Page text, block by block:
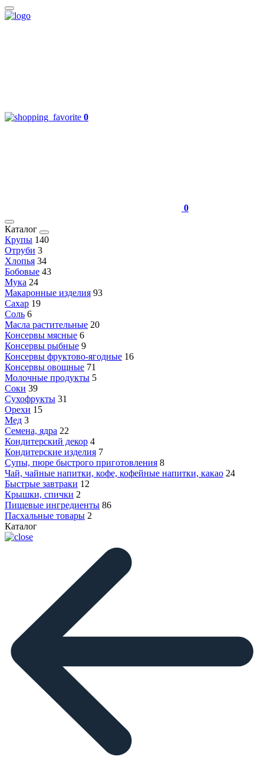
0
0
Каталог
Крупы 140
Отруби 3
Хлопья 34
Бобовые 43
Мука 24
Макаронные изделия 93
Сахар 19
Соль 6
Масла растительные 20
Консервы мясные 6
Консервы рыбные 9
Консервы фруктово-ягодные 16
Консервы овощные 71
Молочные продукты 5
Соки 39
Сухофрукты 31
Орехи 15
Мед 3
Семена, ядра 22
Кондитерский декор 4
Кондитерские изделия 7
Супы, пюре быстрого приготовления 8
Чай, чайные напитки, кофе, кофейные напитки, какао 24
Быстрые завтраки 12
Крышки, спички 2
Пищевые ингредиенты 86
Пасхальные товары 2
Каталог